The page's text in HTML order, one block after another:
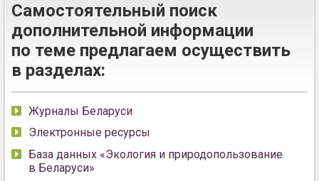
Самостоятельный поиск
дополнительной информации
по теме предлагаем осуществить
в разделах:
Журналы Беларуси
Электронные ресурсы
База данных «Экология и природопользование
в Беларуси»